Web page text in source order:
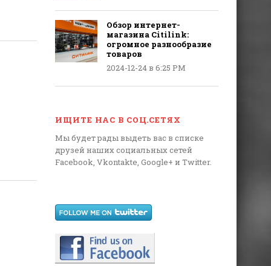
Обзор интернет-
магазина Citilink:
огромное разнообразие
товаров
2024-12-24 в 6:25 PM
ИЩИТЕ НАС В СОЦ.СЕТЯХ
Мы будет рады выдеть вас в списке
друзей наших социальных сетей
Facebook, Vkontakte, Google+ и Twitter.